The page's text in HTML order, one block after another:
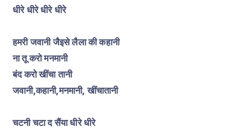
धीरे धीरे धीरे धीरे
हमरी जवानी जैइसे लैला की कहानी
ना तू करो मनमानी
बंद करो खींचा तानी
जवानी,कहानी,मनमानी, खींचातानी
चटनी चटा द सैंया धीरे धीरे